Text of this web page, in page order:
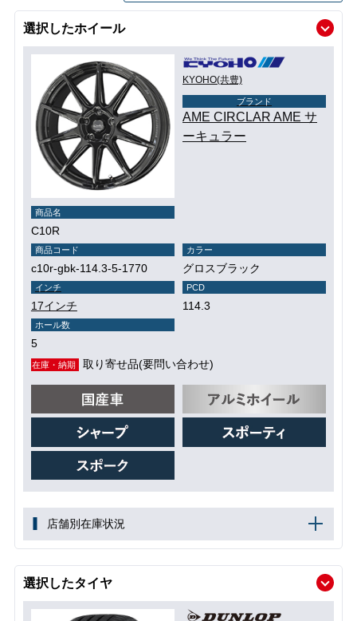
選択したホイール
KYOHO(共豊)
ブランド
AME CIRCLAR AME サ
ーキュラー
商品名
C10R
商品コード
c10r-gbk-114.3-5-1770
カラー
グロスブラック
インチ
17インチ
PCD
114.3
ホール数
5
在庫・納期 取り寄せ品(要問い合わせ)
店舗別在庫状況
選択したタイヤ